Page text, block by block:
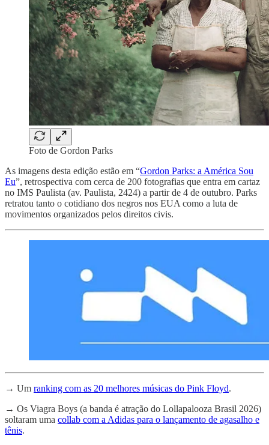
Foto de Gordon Parks
As imagens desta edição estão em “Gordon Parks: a América Sou
Eu”, retrospectiva com cerca de 200 fotografias que entra em cartaz
no IMS Paulista (av. Paulista, 2424) a partir de 4 de outubro. Parks
retratou tanto o cotidiano dos negros nos EUA como a luta de
movimentos organizados pelos direitos civis.
→ Um ranking com as 20 melhores músicas do Pink Floyd.
→ Os Viagra Boys (a banda é atração do Lollapalooza Brasil 2026)
soltaram uma collab com a Adidas para o lançamento de agasalho e
tênis.